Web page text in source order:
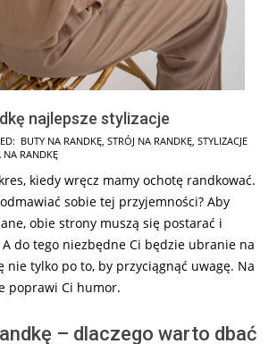
najlepsze stylizacje
BUTY NA RANDKĘ STRÓJ NA RANDKĘ STYLIZACJE
NA RANDKĘ
kiedy wręcz mamy ochotę randkować.
sobie tej przyjemności? Aby
obie strony muszą się postarać i
do tego niezbędne Ci będzie ubranie na
nie tylko po to, by przyciągnąć uwagę. Na
poprawi Ci humor.
– dlaczego warto dbać